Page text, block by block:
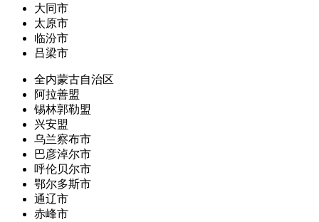
大同市
太原市
临汾市
吕梁市
全内蒙古自治区
阿拉善盟
锡林郭勒盟
兴安盟
乌兰察布市
巴彦淖尔市
呼伦贝尔市
鄂尔多斯市
通辽市
赤峰市